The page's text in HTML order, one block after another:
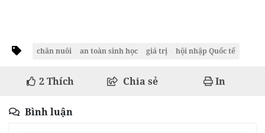
chăn nuôi an toàn sinh học giá trị hội nhập Quốc tế
2Thích Chia sẻ In
Bình luận